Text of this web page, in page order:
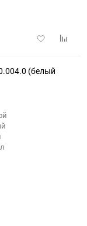
Добавить
(белый